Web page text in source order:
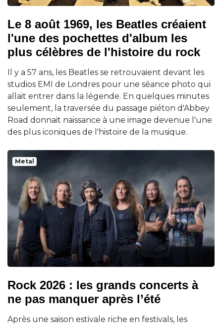
Le 8 août 1969, les Beatles créaient
l'une des pochettes d'album les
plus célèbres de l'histoire du rock
Il y a 57 ans, les Beatles se retrouvaient devant les
studios EMI de Londres pour une séance photo qui
allait entrer dans la légende. En quelques minutes
seulement, la traversée du passage piéton d'Abbey
Road donnait naissance à une image devenue l'une
des plus iconiques de l'histoire de la musique.
Metal
Rock 2026 : les grands concerts à
ne pas manquer après l’été
Après une saison estivale riche en festivals, les